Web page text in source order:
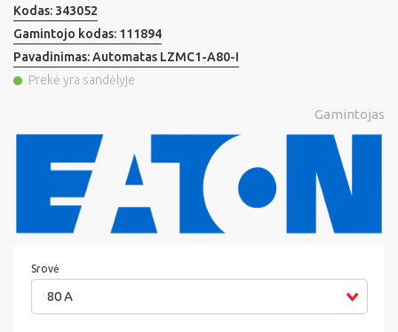
Kodas: 343052
Gamintojo kodas: 111894
Pavadinimas:Automatas LZMC1-A80-I
Prekė yra sandėlyje
Gamintojas
Srovė
80 A